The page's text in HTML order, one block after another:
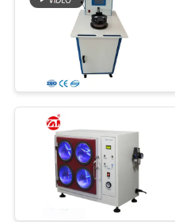
PRIVACY
POLICY
헬멧 시